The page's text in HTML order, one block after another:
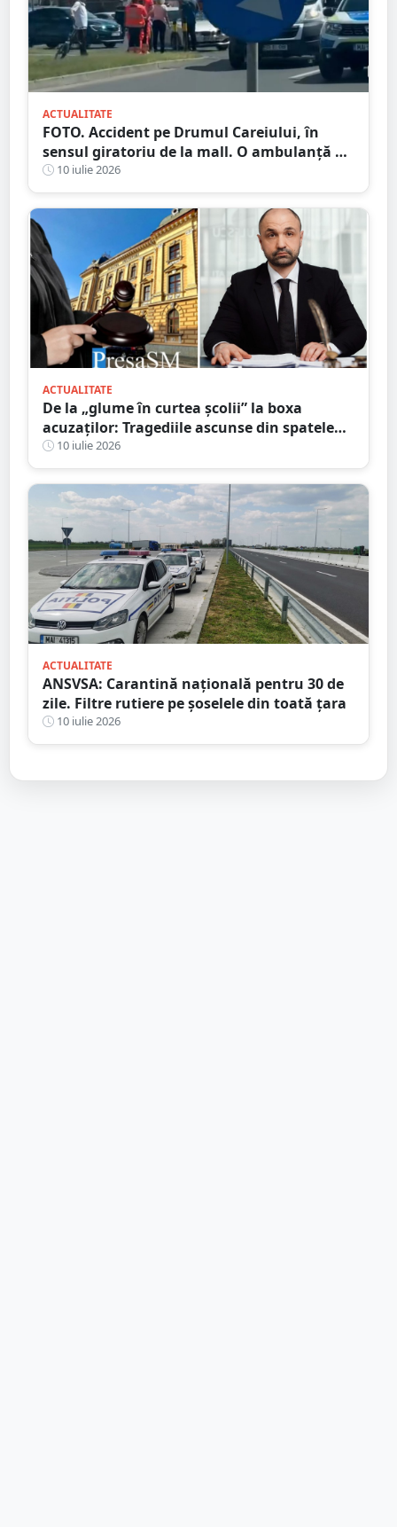
ACTUALITATE
FOTO. Accident pe Drumul Careiului, în
sensul giratoriu de la mall. O ambulanță a
fost chemată la fața locului
10 iulie 2026
ACTUALITATE
De la „glume în curtea școlii” la boxa
acuzaților: Tragediile ascunse din spatele
bullying-ului și consecințele penale pe care
mulți le ignoră
10 iulie 2026
ACTUALITATE
ANSVSA: Carantină națională pentru 30 de
zile. Filtre rutiere pe șoselele din toată țara
10 iulie 2026